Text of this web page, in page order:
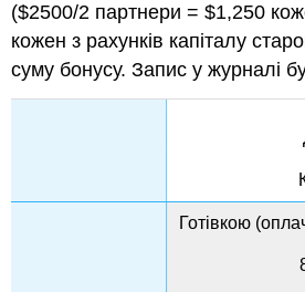
($2500/2 партнери = $1,250
кожен з рахунків капіталу
суму бонусу. Запис у журналі
Готівкою